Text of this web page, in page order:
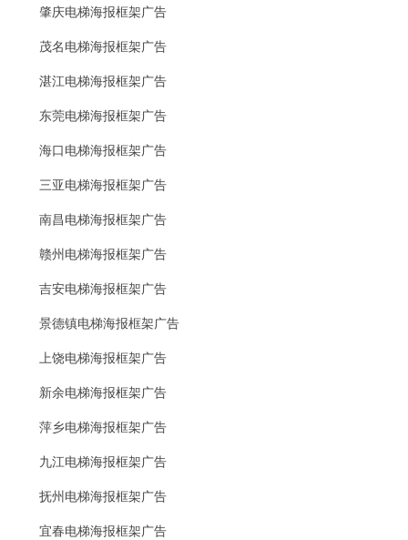
肇庆电梯海报框架广告
茂名电梯海报框架广告
湛江电梯海报框架广告
东莞电梯海报框架广告
海口电梯海报框架广告
三亚电梯海报框架广告
南昌电梯海报框架广告
赣州电梯海报框架广告
吉安电梯海报框架广告
景德镇电梯海报框架广告
上饶电梯海报框架广告
新余电梯海报框架广告
萍乡电梯海报框架广告
九江电梯海报框架广告
抚州电梯海报框架广告
宜春电梯海报框架广告